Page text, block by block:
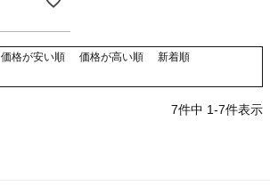
価格が安い順 価格が高い順
新着順
7件中 1-7件表示